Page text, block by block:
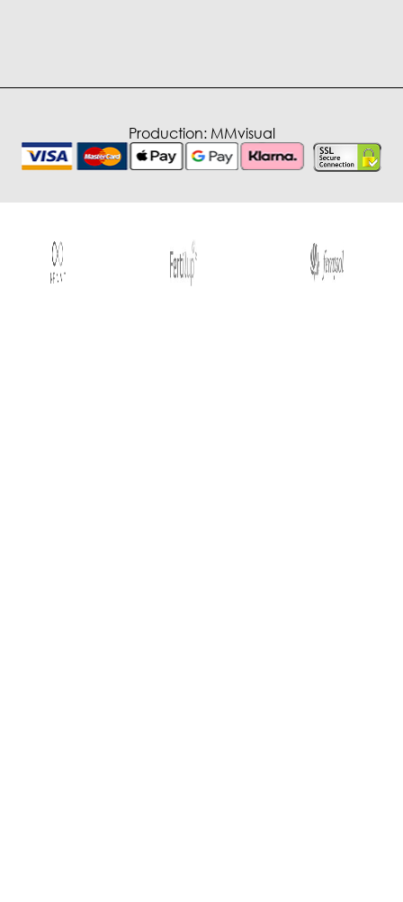
Production: MMvisual